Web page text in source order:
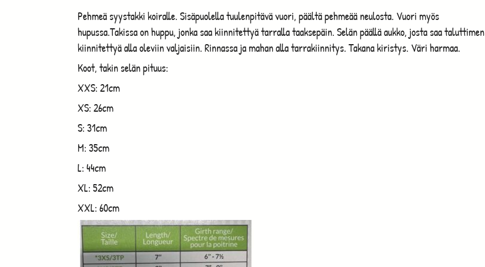
Pehmeä syystakki koiralle. Sisäpuolella tuulenpitävä vuori, päältä pehmeää neulosta. Vuori myös
hupussa.Takissa on huppu, jonka saa kiinnitettyä tarralla taaksepäin. Selän päällä aukko, josta saa taluttimen
kiinnitettyä alla oleviin valjaisiin. Rinnassa ja mahan alla tarrakiinnitys. Takana kiristys. Väri harmaa.
Koot, takin selän pituus:
XXS: 21cm
XS: 26cm
S: 31cm
M: 35cm
L: 44cm
XL: 52cm
XXL: 60cm